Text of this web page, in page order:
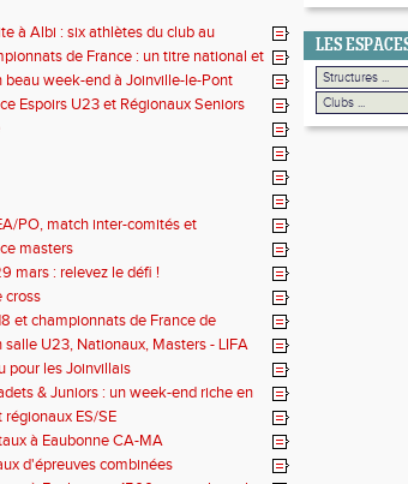
à Albi : six athlètes du club au
de France : un titre national et
beau week-end à Joinville-le-Pont
Espoirs U23 et Régionaux Seniors
PO, match inter-comités et
BE/MI
masters
mars : relevez le défi !
cross
et championnats de France de
U23, Nationaux, Masters - LIFA
pour les Joinvillais
& Juniors : un week-end riche en
de ParisES/SE
à Eaubonne CA-MA
d'épreuves combinées
LES